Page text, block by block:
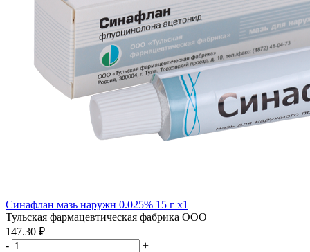
Синафлан мазь наружн 0.025% 15 г x1
Тульская фармацевтическая фабрика ООО
147.30 ₽
-
+